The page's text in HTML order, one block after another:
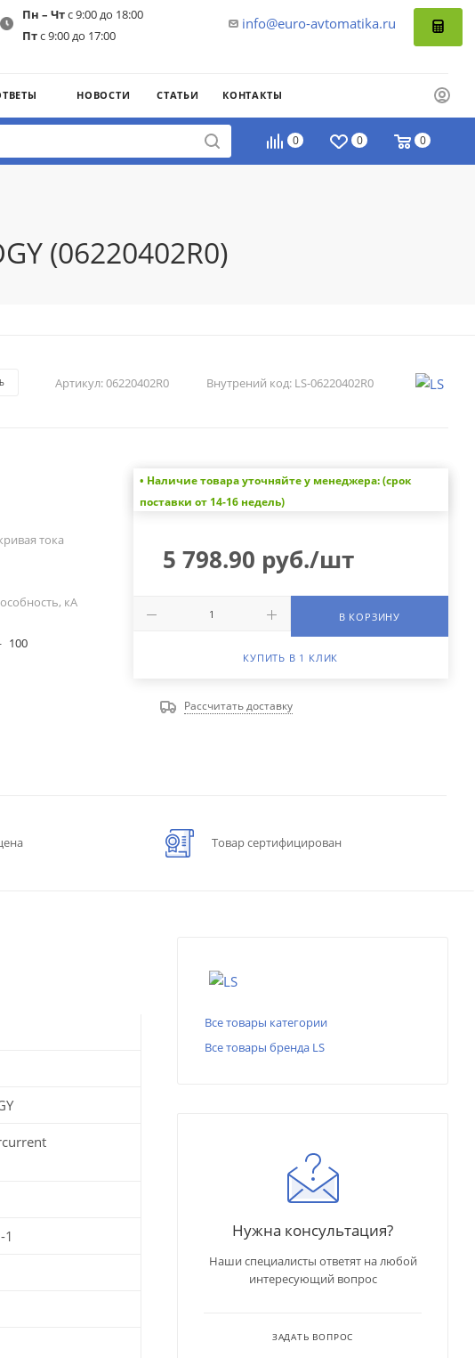
info@euro-avtomatika.ru
Пн – Чтс 9:00 до 18:00
Птс 9:00 до 17:00
НОВОСТИ СТАТЬИ КОНТАКТЫ
0 0 0
(06220402R0)
Артикул:06220402R0 Внутрений код: LS-06220402R0
тока
кА
100
• Наличие товара уточняйте у менеджера: (срок
поставки от 14-16 недель)
5 798.90 руб./шт
В КОРЗИНУ
КУПИТЬ В 1 КЛИК
Рассчитать доставку
Товар сертифицирован
1
Все товары категории
Все товары бренда LS
Нужна консультация?
Наши специалисты ответят на любой
интересующий вопрос
ЗАДАТЬ ВОПРОС